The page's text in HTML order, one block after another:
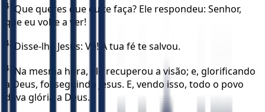
41 Que queres que eu te faça? Ele respondeu: Senhor,
que eu volte a ver!
42 Disse-lhe Jesus: Vê! A tua fé te salvou.
43 Na mesma hora, ele recuperou a visão; e, glorificando
a Deus, foi seguindo Jesus. E, vendo isso, todo o povo
dava glória a Deus.